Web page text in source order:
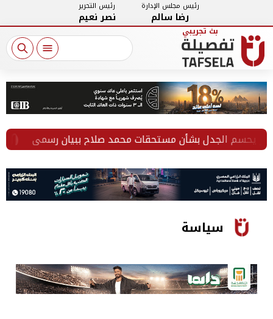
رئيس مجلس الإدارة
رضا سالم
رئيس التحرير
نصر نعيم
يحسم الجدل بشأن مستحقات محمد صلاح ببيان رسمي
سياسة